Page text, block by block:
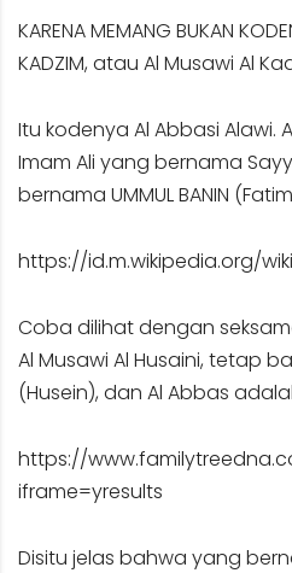
KARENA MEMANG BUKAN
KADZIM, atau Al Musawi Al
Itu kodenya Al Abbasi
Imam Ali yang bernama
bernama UMMUL BANIN
https://id.m.wikipedia.org/
Coba dilihat dengan
Al Musawi Al Husaini, tetap
(Husein), dan Al Abbas
https://
iframe=yresults
Disitu jelas bahwa yang